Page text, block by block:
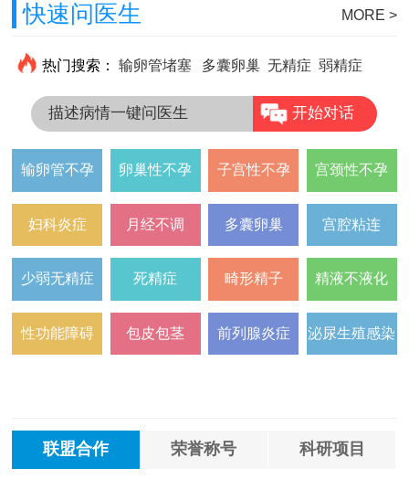
快速问医生 MORE >
热门搜索： 输卵管堵塞 多囊卵巢 无精症 弱精症
描述病情一键问医生 开始对话
输卵管不孕 卵巢性不孕 子宫性不孕 宫颈性不孕
妇科炎症 月经不调 多囊卵巢 宫腔粘连
少弱无精症 死精症 畸形精子 精液不液化
性功能障碍 包皮包茎 前列腺炎症 泌尿生殖感染
联盟合作 荣誉称号 科研项目